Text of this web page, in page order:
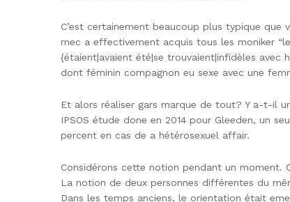
C’est certainement beaucoup plus typique
mec a effectivement acquis tous les moniker
{étaient|avaient été|se trouvaient|infidèles avec
dont féminin compagnon eu sexe avec une
Et alors réaliser gars marque de tout? Y a-t-il
IPSOS étude done en 2014 pour Gleeden, un
percent en cas de a hétérosexuel affair.
Considérons cette notion pendant un moment.
La notion de deux personnes différentes du
Dans les temps anciens, le orientation était